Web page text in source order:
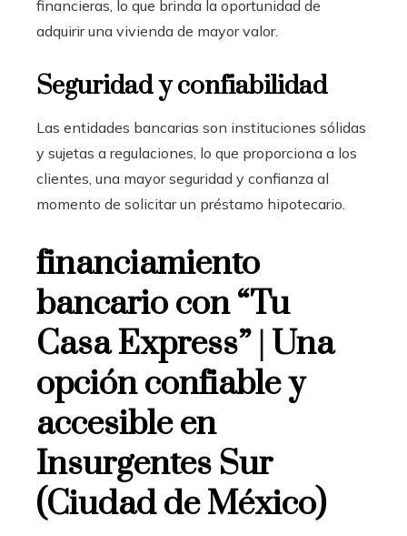
financieras, lo que brinda la oportunidad de
adquirir una vivienda de mayor valor.
Seguridad y confiabilidad
Las entidades bancarias son instituciones sólidas
y sujetas a regulaciones, lo que proporciona a los
clientes, una mayor seguridad y confianza al
momento de solicitar un préstamo hipotecario.
financiamiento
bancario con “Tu
Casa Express” | Una
opción confiable y
accesible en
Insurgentes Sur
(Ciudad de México)